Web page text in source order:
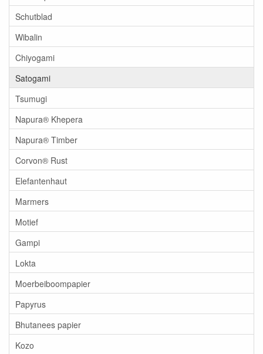
Schutblad
Wibalin
Chiyogami
Satogami
Tsumugi
Napura® Khepera
Napura® Timber
Corvon® Rust
Elefantenhaut
Marmers
Motief
Gampi
Lokta
Moerbeiboompapier
Papyrus
Bhutanees papier
Kozo